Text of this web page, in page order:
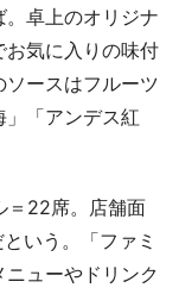
卓上のオリジナ
お気に入りの味付
ースはフルーツ
」「アンデス紅
＝22席。店舗面
いう。「ファミ
ューやドリンク